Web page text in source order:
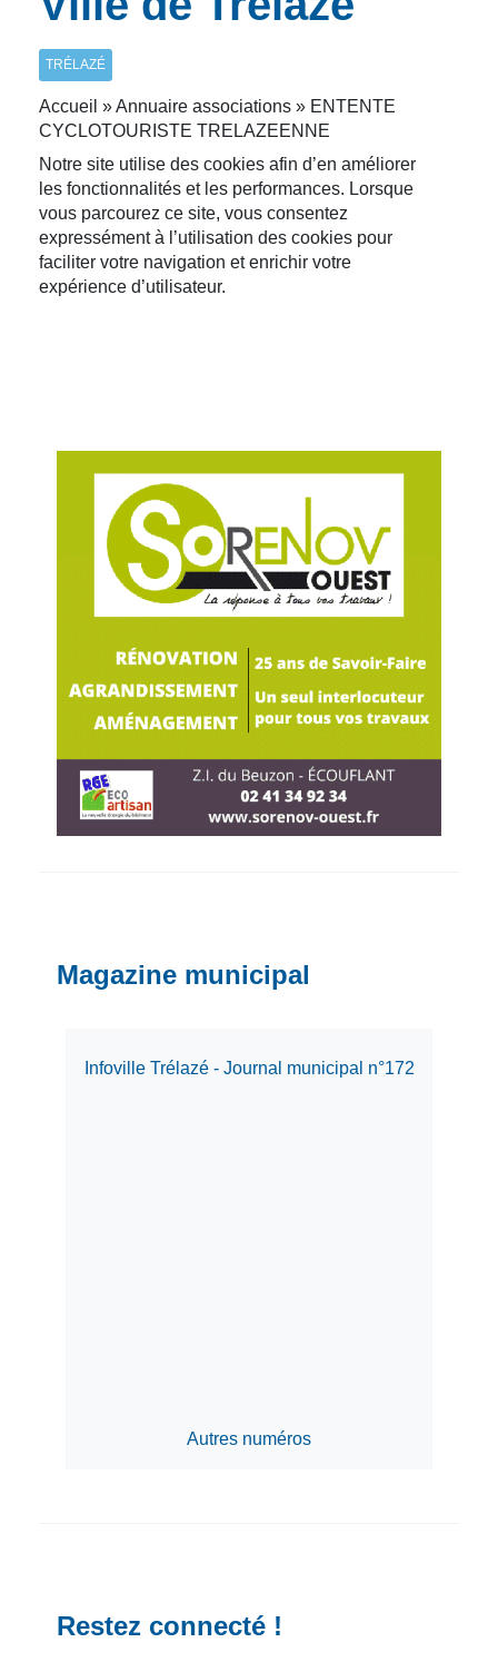
TRÉLAZÉ
Accueil » Annuaire associations » ENTENTE
CYCLOTOURISTE TRELAZEENNE
Notre site utilise des cookies afin d’en améliorer
les fonctionnalités et les performances. Lorsque
vous parcourez ce site, vous consentez
expressément à l’utilisation des cookies pour
faciliter votre navigation et enrichir votre
expérience d’utilisateur.
Magazine municipal
Infoville Trélazé - Journal municipal n°172
Autres numéros
Restez connecté !